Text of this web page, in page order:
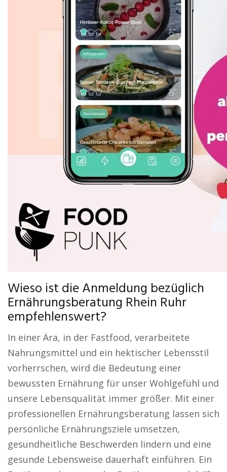
Wieso ist die Anmeldung bezüglich
Ernährungsberatung Rhein Ruhr
empfehlenswert?
In einer Ära, in der Fastfood, verarbeitete
Nahrungsmittel und ein hektischer Lebensstil
vorherrschen, wird die Bedeutung einer
bewussten Ernährung für unser Wohlgefühl und
unsere Lebensqualität immer größer. Mit einer
professionellen Ernährungsberatung lassen sich
persönliche Ernährungsziele umsetzen,
gesundheitliche Beschwerden lindern und eine
gesunde Lebensweise dauerhaft einführen. Ein